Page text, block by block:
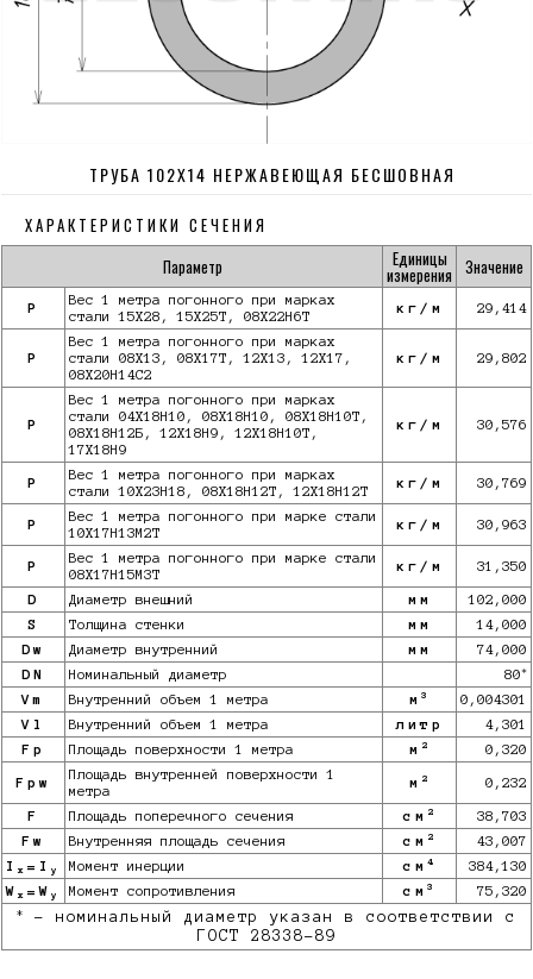
ТРУБА 102Х14 НЕРЖАВЕЮЩАЯ БЕСШОВНАЯ
ХАРАКТЕРИСТИКИ СЕЧЕНИЯ
Параметр
Единицы
измерения Значение
P
Вес 1 метра погонного при марках
стали 15Х28, 15Х25Т, 08Х22Н6Т
кг/м 29,414
P
Вес 1 метра погонного при марках
стали 08Х13, 08Х17Т, 12Х13, 12Х17,
08Х20Н14С2
кг/м 29,802
P
Вес 1 метра погонного при марках
стали 04Х18Н10, 08Х18Н10, 08Х18Н10Т,
08Х18Н12Б, 12Х18Н9, 12Х18Н10Т,
17Х18Н9
кг/м 30,576
P
Вес 1 метра погонного при марках
стали 10Х23Н18, 08Х18Н12Т, 12Х18Н12Т
кг/м 30,769
P
Вес 1 метра погонного при марке стали
10X17Н13М2Т
кг/м 30,963
P
Вес 1 метра погонного при марке стали
08Х17Н15М3Т
кг/м 31,350
D Диаметр внешний мм
102,000
S
Толщина стенки мм
14,000
Dw
Диаметр внутренний мм
74,000
DN
Номинальный диаметр 80*
Vm Внутренний объем 1 метра м 3
0,004301
Vl
Внутренний объем 1 метра литр
4,301
Fp
Площадь поверхности 1 метра м 2 0,320
Fpw
Площадь внутренней поверхности 1
метра
м 2 0,232
F Площадь поперечного сечения см 2
38,703
Fw
Внутренняя площадь сечения см 2
43,007
I x =I y Момент инерции см 4
384,130
W x =W y Момент сопротивления см 3 75,320
*
- номинальный диаметр указан в соответствии с
ГОСТ 28338-89